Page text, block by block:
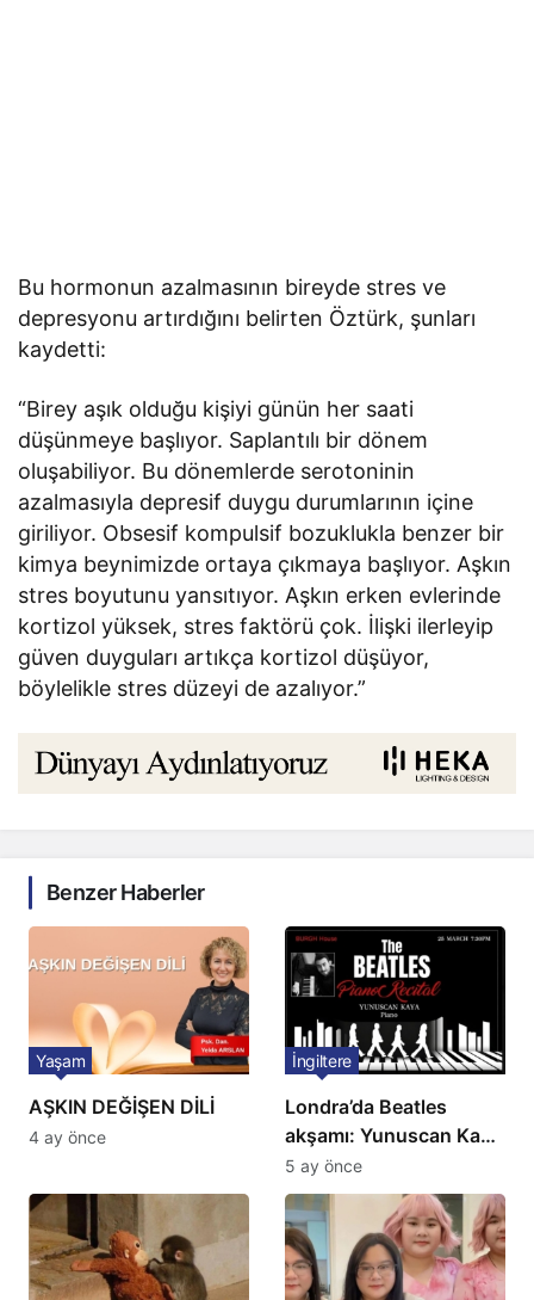
Bu hormonun azalmasının bireyde stres ve
depresyonu artırdığını belirten Öztürk, şunları
kaydetti:
“Birey aşık olduğu kişiyi günün her saati
düşünmeye başlıyor. Saplantılı bir dönem
oluşabiliyor. Bu dönemlerde serotoninin
azalmasıyla depresif duygu durumlarının içine
giriliyor. Obsesif kompulsif bozuklukla benzer bir
kimya beynimizde ortaya çıkmaya başlıyor. Aşkın
stres boyutunu yansıtıyor. Aşkın erken evlerinde
kortizol yüksek, stres faktörü çok. İlişki ilerleyip
güven duyguları artıkça kortizol düşüyor,
böylelikle stres düzeyi de azalıyor.”
Benzer Haberler
AŞKIN DEĞİŞEN DİLİ
Yaşam
4 ay önce
Londra’da Beatles
akşamı: Yunuscan Kaya
klasik yorumuyla
sahnede
İngiltere
5 ay önce